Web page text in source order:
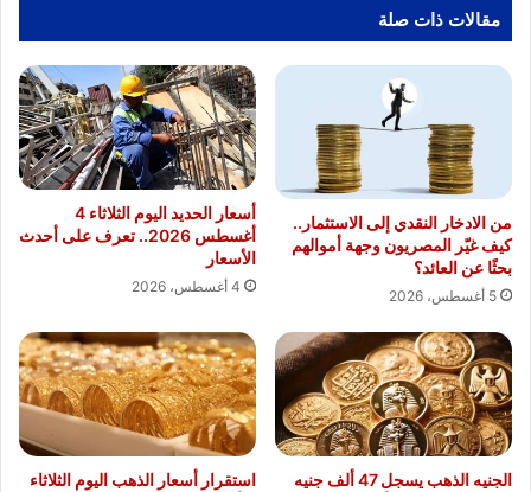
تعزيز
الهيئة
الجينية
الطب
الشخصى
التخصصي
مقالات ذات صلة
من الادخار النقدي إلى الاستثمار..
كيف غيّر المصريون وجهة أموالهم
بحثًا عن العائد؟
5 أغسطس، 2026
أسعار الحديد اليوم الثلاثاء 4
أغسطس 2026.. تعرف على أحدث
الأسعار
4 أغسطس، 2026
الجنيه الذهب يسجل 47 ألف جنيه استقرار أسعار الذهب اليوم الثلاثاء